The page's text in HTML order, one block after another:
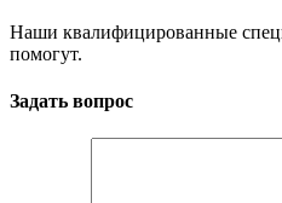
Наши квалифицированные
помогут.
Задать вопрос